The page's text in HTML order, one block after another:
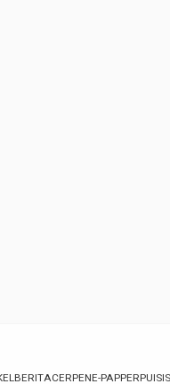
BERITACERPENE-PAPPERPUISI